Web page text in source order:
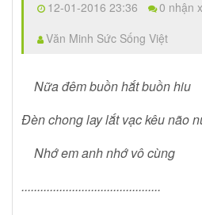
12-01-2016 23:36 0 nhận
Văn Minh Sức Sống Việt
Nữa đêm buồn hắt buồn hiu
Đèn chong lay lắt vạc kêu não
Nhớ em anh nhớ vô cùng
............................................